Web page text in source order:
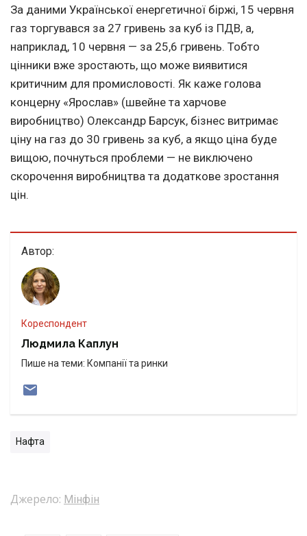
За даними Української енергетичної біржі, 15 червня
газ торгувався за 27 гривень за куб із ПДВ, а,
наприклад, 10 червня — за 25,6 гривень. Тобто
цінники вже зростають, що може виявитися
критичним для промисловості. Як каже голова
концерну «Ярослав» (швейне та харчове
виробництво) Олександр Барсук, бізнес витримає
ціну на газ до 30 гривень за куб, а якщо ціна буде
вищою, почнуться проблеми — не виключено
скорочення виробництва та додаткове зростання
цін.
Автор:
Кореспондент
Людмила Каплун
Пише на теми: Компанії та ринки
Нафта
Джерело: Мінфін